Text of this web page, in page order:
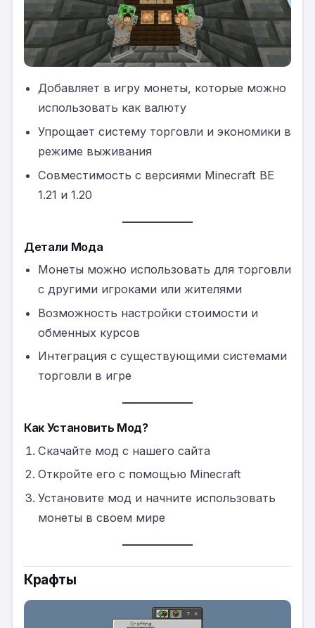
Добавляет в игру монеты, которые можно
использовать как валюту
Упрощает систему торговли и экономики в
режиме выживания
Совместимость с версиями Minecraft BE
1.21 и 1.20
Детали Мода
Монеты можно использовать для торговли
с другими игроками или жителями
Возможность настройки стоимости и
обменных курсов
Интеграция с существующими системами
торговли в игре
Как Установить Мод?
Скачайте мод с нашего сайта
Откройте его с помощью Minecraft
Установите мод и начните использовать
монеты в своем мире
Крафты